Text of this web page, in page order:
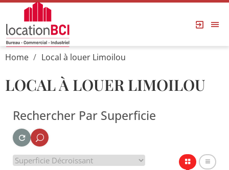
Home Local à louer Limoilou
LOCAL À LOUER LIMOILOU
Rechercher Par Superficie